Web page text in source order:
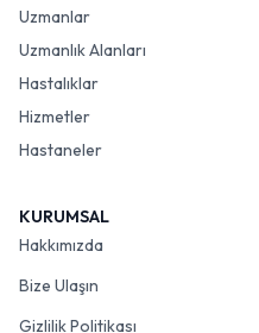
Uzmanlar
Uzmanlık Alanları
Hastalıklar
Hizmetler
Hastaneler
KURUMSAL
Hakkımızda
Bize Ulaşın
Gizlilik Politikası